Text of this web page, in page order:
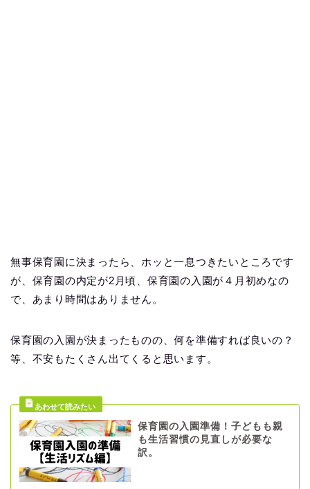
無事保育園に決まったら、ホッと一息つきたいところです
が、保育園の内定が2月頃、保育園の入園が４月初めなの
で、あまり時間はありません。
保育園の入園が決まったものの、何を準備すれば良いの？
等、不安もたくさん出てくると思います。
保育園の入園準備！子どもも親
も生活習慣の見直しが必要な
訳。